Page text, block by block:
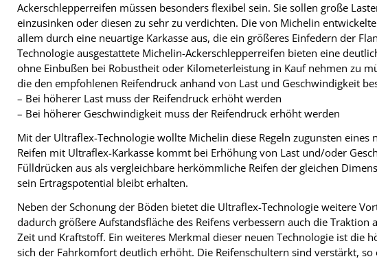
Ackerschlepperreifen müssen besonders flexibel sein. Sie sollen große
einzusinken oder diesen zu sehr zu verdichten. Die von Michelin
allem durch eine neuartige Karkasse aus, die ein größeres Einfedern der
Technologie ausgestattete Michelin-Ackerschlepperreifen bieten eine
ohne Einbußen bei Robustheit oder Kilometerleistung in Kauf nehmen zu
die den empfohlenen Reifendruck anhand von Last und Geschwindigkeit
– Bei höherer Last muss der Reifendruck erhöht werden
– Bei höherer Geschwindigkeit muss der Reifendruck erhöht werden
Mit der Ultraflex-Technologie wollte Michelin diese Regeln zugunsten eines
Reifen mit Ultraflex-Karkasse kommt bei Erhöhung von Last und/oder
Fülldrücken aus als vergleichbare herkömmliche Reifen der gleichen
sein Ertragspotential bleibt erhalten.
Neben der Schonung der Böden bietet die Ultraflex-Technologie weitere
dadurch größere Aufstandsfläche des Reifens verbessern auch die Traktion
Zeit und Kraftstoff. Ein weiteres Merkmal dieser neuen Technologie ist die
sich der Fahrkomfort deutlich erhöht. Die Reifenschultern sind verstärkt, so